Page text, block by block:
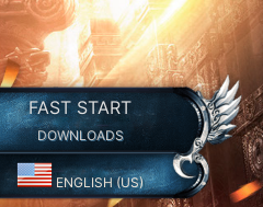
FAST START
DOWNLOADS
ENGLISH (US)